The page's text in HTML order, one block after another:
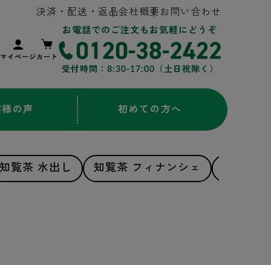
決済・配送・返品会社概要 お問い合わせ
マイページ カート
お電話でのご注文もお気軽にどうぞ
受付時間：8:30-17:00（土日祝除く）
様の声 初めての方へ
知覧茶 水出し 知覧茶 フィナンシェ